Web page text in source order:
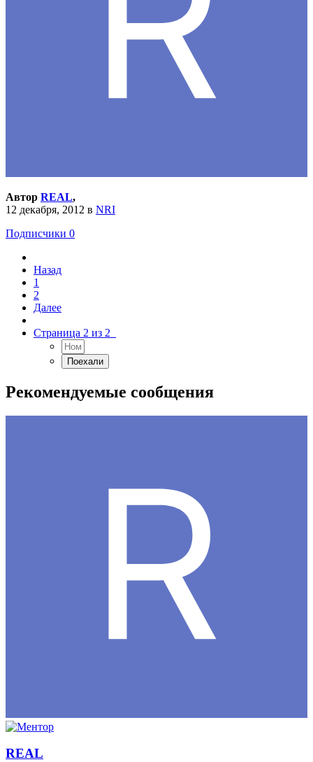
Автор REAL,
12 декабря, 2012 в NRI
Подписчики 0
Назад
1
2
Далее
Страница 2 из 2
Рекомендуемые сообщения
REAL